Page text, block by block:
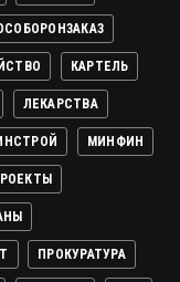
КАРТЕЛЬ
ЛЕКАРСТВА
МИНФИН
ПРОКУРАТУРА